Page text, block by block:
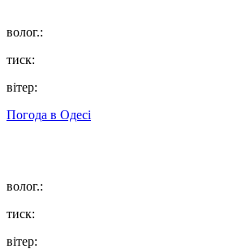
волог.:
тиск:
вітер:
Погода в Одесі
волог.:
тиск:
вітер: